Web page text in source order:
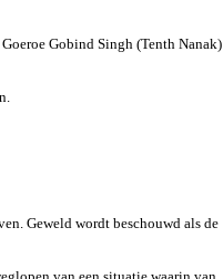
Gobind Singh (Tenth Nanak)
Geweld wordt beschouwd als de